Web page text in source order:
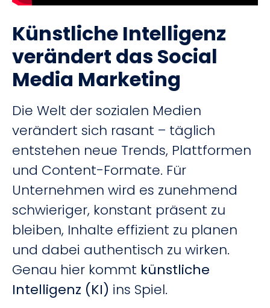
Künstliche Intelligenz
verändert das Social
Media Marketing
Die Welt der sozialen Medien
verändert sich rasant – täglich
entstehen neue Trends, Plattformen
und Content-Formate. Für
Unternehmen wird es zunehmend
schwieriger, konstant präsent zu
bleiben, Inhalte effizient zu planen
und dabei authentisch zu wirken.
Genau hier kommt künstliche
Intelligenz (KI) ins Spiel.